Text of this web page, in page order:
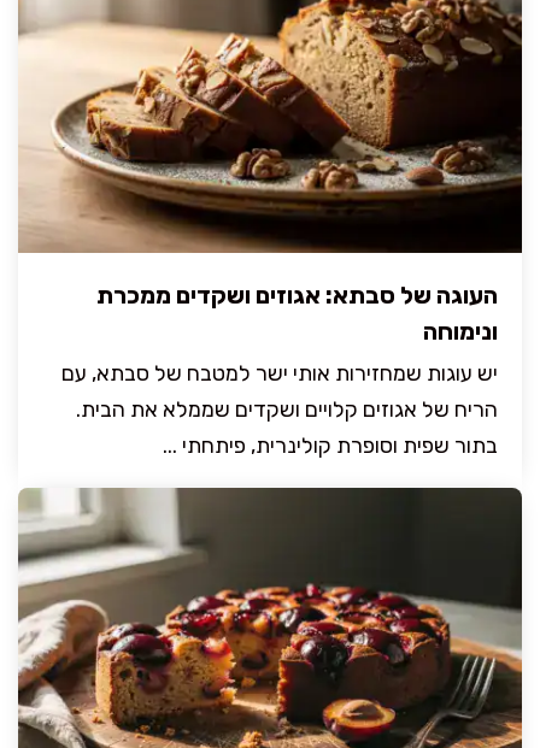
העוגה של סבתא: אגוזים ושקדים ממכרת
ונימוחה
יש עוגות שמחזירות אותי ישר למטבח של סבתא, עם
הריח של אגוזים קלויים ושקדים שממלא את הבית.
בתור שפית וסופרת קולינרית, פיתחתי ...